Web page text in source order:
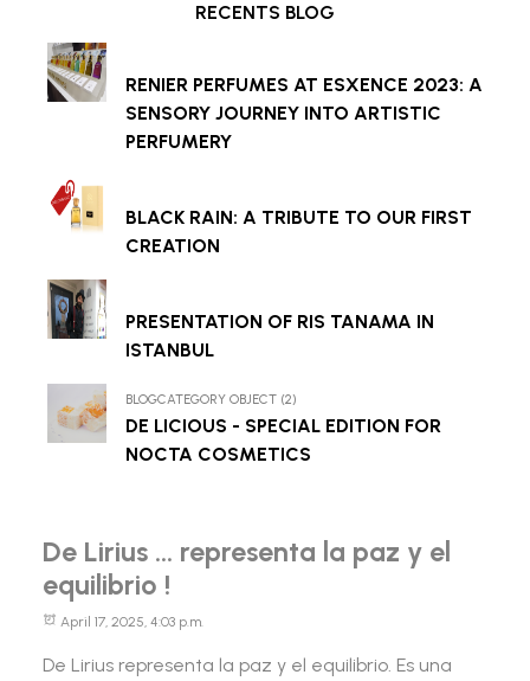
RECENTS BLOG
RENIER PERFUMES AT ESXENCE 2023: A
SENSORY JOURNEY INTO ARTISTIC
PERFUMERY
BLACK RAIN: A TRIBUTE TO OUR FIRST
CREATION
PRESENTATION OF RIS TANAMA IN
ISTANBUL
BLOGCATEGORY OBJECT (2)
DE LICIOUS - SPECIAL EDITION FOR
NOCTA COSMETICS
De Lirius ... representa la paz y el
equilibrio !
April 17, 2025, 4:03 p.m.
De Lirius representa la paz y el equilibrio. Es una